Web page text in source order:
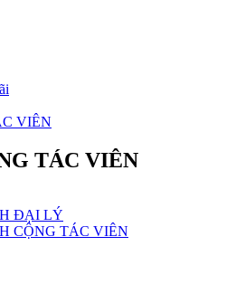
VIÊN
TÁC VIÊN
ĐẠI LÝ
CỘNG TÁC VIÊN